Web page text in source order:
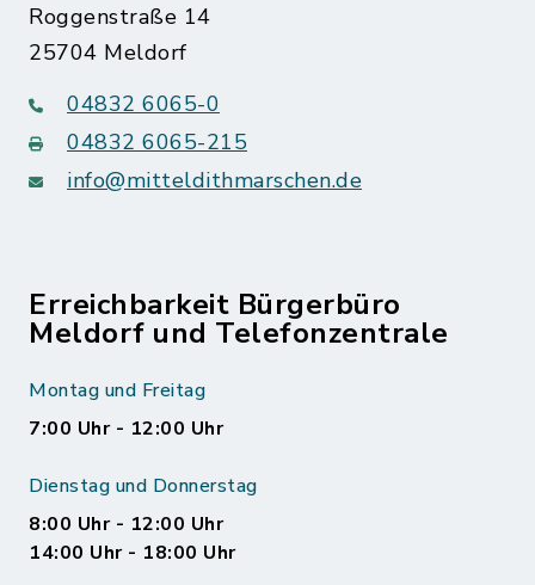
Roggenstraße 14
25704 Meldorf
04832 6065-0
04832 6065-215
info@mitteldithmarschen.de
Erreichbarkeit Bürgerbüro
Meldorf und Telefonzentrale
Montag und Freitag
7:00 Uhr - 12:00 Uhr
Dienstag und Donnerstag
8:00 Uhr - 12:00 Uhr
14:00 Uhr - 18:00 Uhr